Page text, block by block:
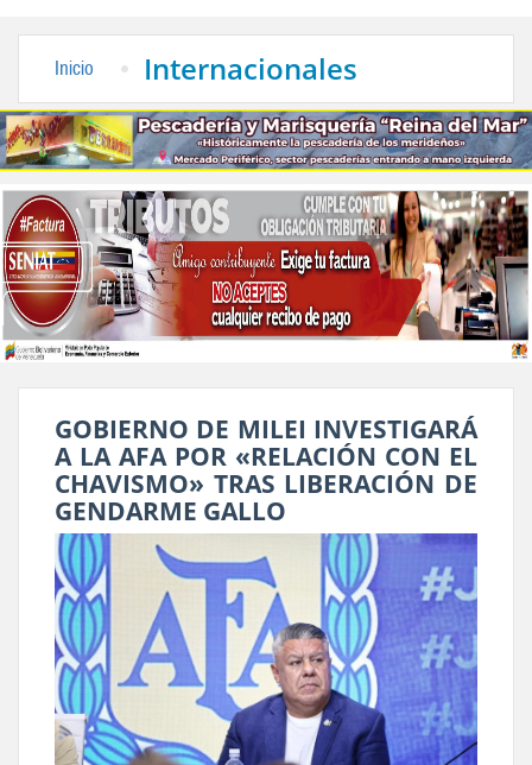
Inicio Internacionales
GOBIERNO DE MILEI INVESTIGARÁ
A LA AFA POR «RELACIÓN CON EL
CHAVISMO» TRAS LIBERACIÓN DE
GENDARME GALLO